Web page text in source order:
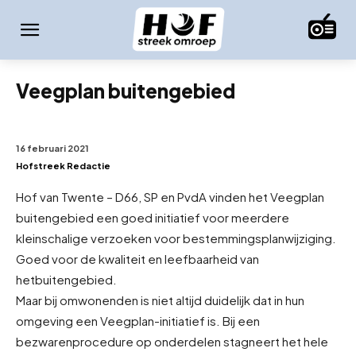
Veegplan buitengebied
16 februari 2021
Hofstreek Redactie
Hof van Twente – D66, SP en PvdA vinden het Veegplan
buitengebied een goed initiatief voor meerdere
kleinschalige verzoeken voor bestemmingsplanwijziging.
Goed voor de kwaliteit en leefbaarheid van
hetbuitengebied.
Maar bij omwonenden is niet altijd duidelijk dat in hun
omgeving een Veegplan-initiatief is. Bij een
bezwarenprocedure op onderdelen stagneert het hele